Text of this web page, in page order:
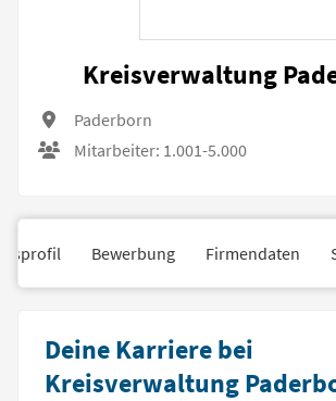
Kreisverwaltung
Paderborn
Mitarbeiter: 1.001-5.000
Bewerbung Firmendaten
Deine Karriere bei
Kreisverwaltung